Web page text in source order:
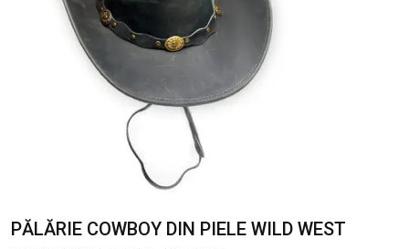
PĂLĂRIE COWBOY DIN PIELE WILD WEST